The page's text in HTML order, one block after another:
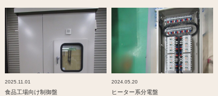
2025.11.01
食品工場向け制御盤
2024.05.20
ヒーター系分電盤